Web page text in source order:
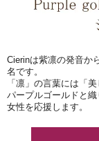
Cierinは紫凛の発音か
名です。
「凛」の言葉には「
パープルゴールドと
女性を応援します。